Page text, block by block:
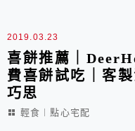
2019.03.23
喜餅推薦｜
費喜餅試吃｜客
巧思
輕食︱點心宅配